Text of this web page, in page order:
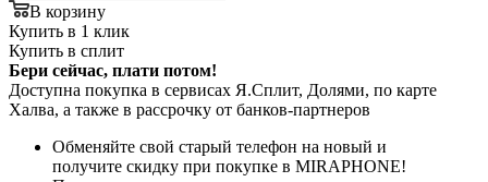
В корзину
Купить в 1 клик
Купить в сплит
Бери сейчас, плати потом!
Доступна покупка в сервисах Я.Сплит, Долями, по карте
Халва, а также в рассрочку от банков-партнеров
Обменяйте свой старый телефон на новый и
получите скидку при покупке в MIRAPHONE!